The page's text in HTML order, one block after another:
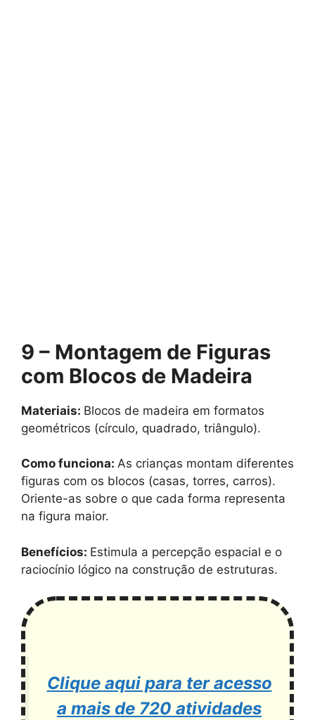
9 – Montagem de Figuras
com Blocos de Madeira
Materiais: Blocos de madeira em formatos
geométricos (círculo, quadrado, triângulo).
Como funciona: As crianças montam diferentes
figuras com os blocos (casas, torres, carros).
Oriente-as sobre o que cada forma representa
na figura maior.
Benefícios: Estimula a percepção espacial e o
raciocínio lógico na construção de estruturas.
Clique aqui para ter acesso
a mais de 720 atividades